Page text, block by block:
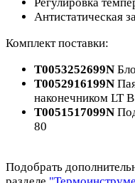
Антистатическая
Комплект поставки:
T0053252699N
T0052916199N
наконечником LT B
T0051517099N
80
Подобрать